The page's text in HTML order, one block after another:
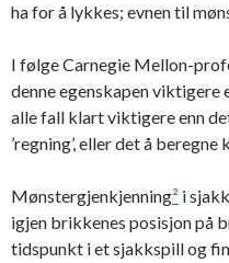
ha for å lykkes; evnen til
I følge Carnegie Mellon-
denne egenskapen viktigere
alle fall klart viktigere enn
’regning’, eller det å
Mønstergjenkjenning² i
igjen brikkenes posisjon på
tidspunkt i et sjakkspill og